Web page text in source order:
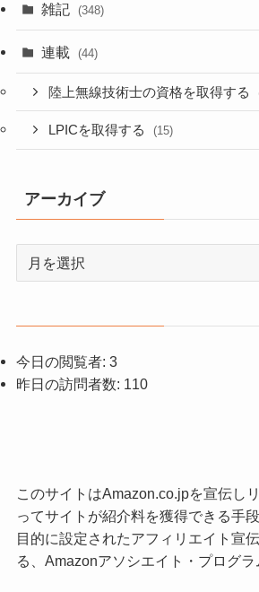
雑記 (348)
連載 (44)
陸上無線技術士の資格を取得する
LPICを取得する (15)
アーカイブ
今日の閲覧者: 3
昨日の訪問者数: 110
このサイトはAmazon.co.jpを宣伝し
ってサイトが紹介料を獲得できる手
目的に設定されたアフィリエイト宣
る、Amazonアソシエイト・プログラ